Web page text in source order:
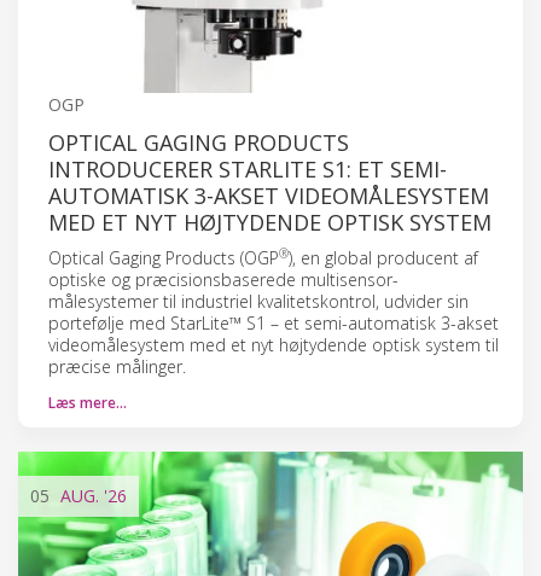
OGP
OPTICAL GAGING PRODUCTS
INTRODUCERER STARLITE S1: ET SEMI-
AUTOMATISK 3-AKSET VIDEOMÅLESYSTEM
MED ET NYT HØJTYDENDE OPTISK SYSTEM
Optical Gaging Products (OGP®), en global producent af
optiske og præcisionsbaserede multisensor-
målesystemer til industriel kvalitetskontrol, udvider sin
portefølje med StarLite™ S1 – et semi-automatisk 3-akset
videomålesystem med et nyt højtydende optisk system til
præcise målinger.
Læs mere…
05 AUG. '26